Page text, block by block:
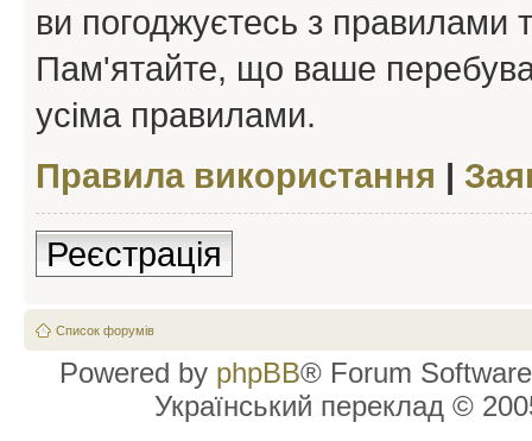
ви погоджуєтесь з правилами
Пам'ятайте, що ваше
усіма правилами.
Правила використання |
Реєстрація
Список форумів
Powered by phpBB® Forum
Український переклад ©